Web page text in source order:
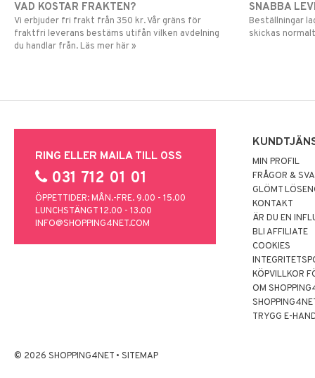
VAD KOSTAR FRAKTEN?
Vi erbjuder fri frakt från 350 kr. Vår gräns för
fraktfri leverans bestäms utifån vilken avdelning
du handlar från. Läs mer här »
SNABBA
Beställningar
skickas
RING ELLER MAILA TILL OSS
031 712 01 01
ÖPPETTIDER: MÅN.-FRE. 9.00 - 15.00
LUNCHSTÄNGT 12.00 - 13.00
INFO@SHOPPING4NET.COM
MIN PROFIL
FRÅGOR &
GLÖMT
KONTAKT
ÄR DU EN
BLI AFFILIATE
COOKIES
KÖPVILLKOR
OM
TRYGG E-
© 2026 SHOPPING4NET • SITEMAP